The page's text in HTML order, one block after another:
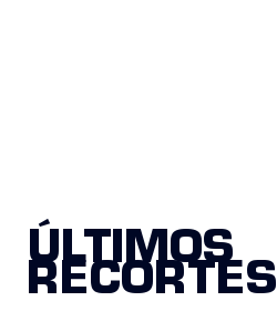
ÚLTIMOS
RECORTES